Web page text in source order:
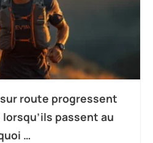
route progressent
passent au
…